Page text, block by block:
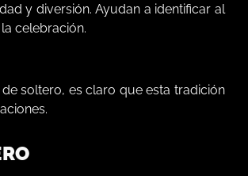
y diversión. Ayudan a identificar al
celebración.
soltero, es claro que esta tradición